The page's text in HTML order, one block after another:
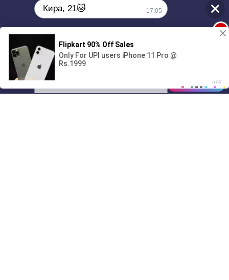
01/07
00:00
Кира, 21🐱 17:05
Поиграешь со мной? 💖🐾
1